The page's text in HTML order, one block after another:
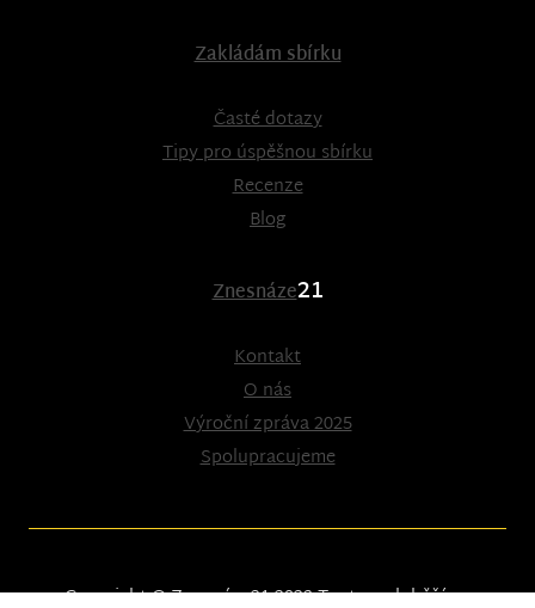
Zakládám sbírku
Časté dotazy
Tipy pro úspěšnou sbírku
Recenze
Blog
Znesnáze21
Kontakt
O nás
Výroční zpráva 2025
Spolupracujeme
Copyright © Znesnáze21 2023Tento web běží na